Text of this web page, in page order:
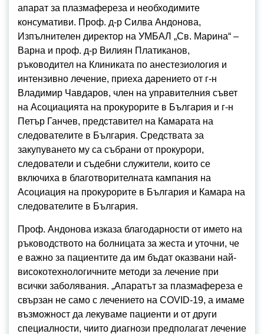
апарат за плазмафереза и необходимите
консумативи. Проф. д-р Силва Андонова,
Изпълнителен директор на УМБАЛ „Св. Марина“ –
Варна и проф. д-р Вилиян Платиканов,
ръководител на Клиниката по анестезиология и
интензивно лечение, приеха дарението от г-н
Владимир Чавдаров, член на управителния съвет
на Асоциацията на прокурорите в България и г-н
Петър Ганчев, представител на Камарата на
следователите в България. Средствата за
закупуването му са събрани от прокурори,
следователи и съдебни служители, които се
включиха в благотворителната кампания на
Асоциация на прокурорите в България и Камара на
следователите в България.
Проф. Андонова изказа благодарности от името на
ръководството на болницата за жеста и уточни, че
е важно за пациентите да им бъдат оказвани най-
високотехнологичните методи за лечение при
всички заболявания. „Апаратът за плазмафереза е
свързан не само с лечението на COVID-19, а имаме
възможност да лекуваме пациенти и от други
специалности, чиито диагнози предполагат лечение